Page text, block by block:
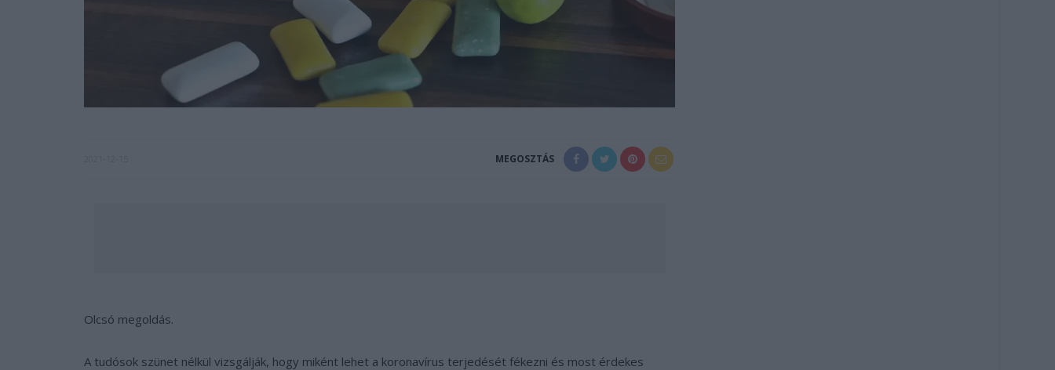
MEGOSZTÁS
Olcsó megoldás.
A tudósok szünet nélkül vizsgálják, hogy miként lehet a koronavírus terjedését fékezni és most érdekes